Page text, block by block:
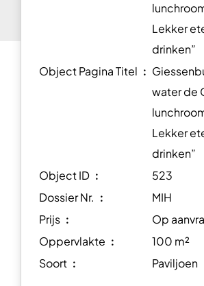
Lekker
drinken”
Object Pagina Titel ︰
water de
Lekker
drinken”
Object ID ︰
523
Dossier Nr. ︰
MIH
Prijs ︰
Op
Oppervlakte ︰
100 m²
Soort ︰
Paviljoen